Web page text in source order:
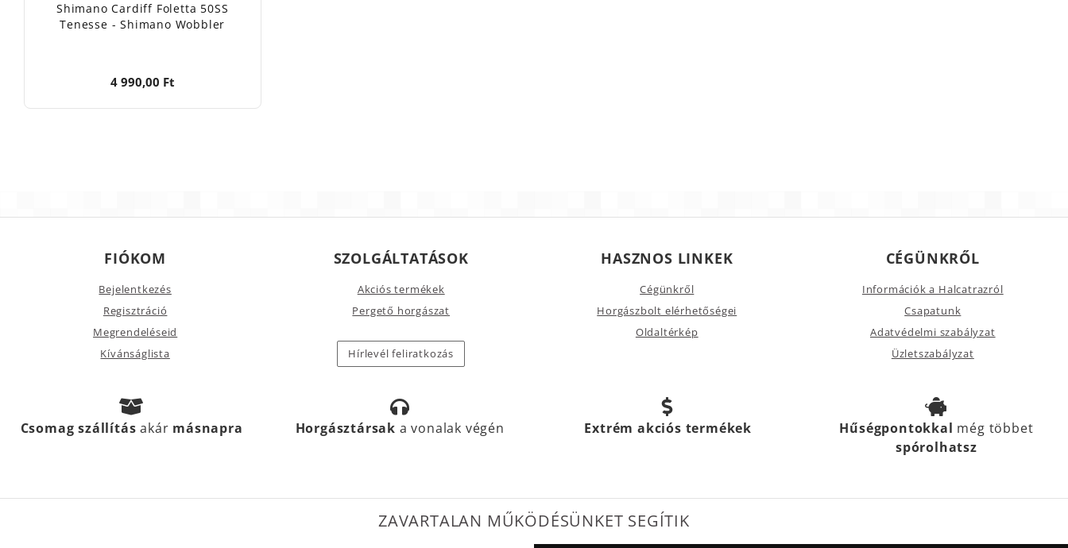
Shimano Cardiff Foletta 50SS
Tenesse - Shimano Wobbler
4 990,00 Ft
FIÓKOM
Bejelentkezés
Regisztráció
Megrendeléseid
Kívánságlista
SZOLGÁLTATÁSOK
Akciós termékek
Pergető horgászat
Hírlevél feliratkozás
HASZNOS LINKEK
Cégünkről
Horgászbolt elérhetőségei
Oldaltérkép
CÉGÜNKRŐL
Információk a Halcatrazról
Csapatunk
Adatvédelmi szabályzat
Üzletszabályzat
Csomag szállításakár másnapra Horgásztársak a vonalak végén Extrém akciós termékek Hűségpontokkal még többet
spórolhatsz
ZAVARTALAN MŰKÖDÉSÜNKET SEGÍTIK